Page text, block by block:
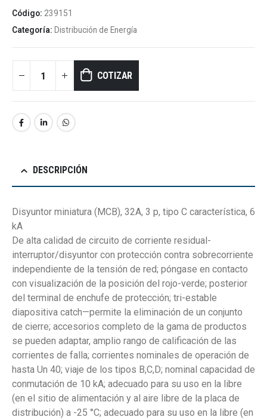
Código: 239151
Categoría: Distribución de Energía
COTIZAR
DESCRIPCIÓN
Disyuntor miniatura (MCB), 32A, 3 p, tipo C característica, 6
kA
De alta calidad de circuito de corriente residual-
interruptor/disyuntor con protección contra sobrecorriente
independiente de la tensión de red; póngase en contacto
con visualización de la posición del rojo-verde; posterior
del terminal de enchufe de protección; tri-estable
diapositiva catch—permite la eliminación de un conjunto
de cierre; accesorios completo de la gama de productos
se pueden adaptar, amplio rango de calificación de las
corrientes de falla; corrientes nominales de operación de
hasta Un 40; viaje de los tipos B,C,D; nominal capacidad de
conmutación de 10 kA; adecuado para su uso en la libre
(en el sitio de alimentación y al aire libre de la placa de
distribución) a -25 °C; adecuado para su uso en la libre (en